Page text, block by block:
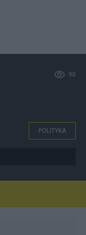
90
POLITYKA